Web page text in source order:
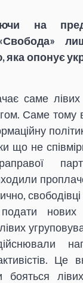
на
опонує
саме лівих
Саме тому
що не
нових
бояться